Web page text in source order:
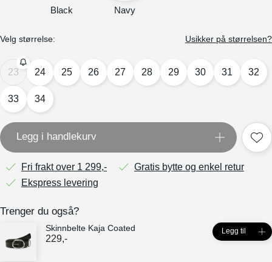
Black Navy
Velg størrelse: Usikker på størrelsen?
23 24 25 26 27 28 29 30 31 32
33 34
Legg i handlekurv
Fri frakt over 1 299,-
Gratis bytte og enkel retur
Ekspress levering
Trenger du også?
Skinnbelte Kaja Coated
229,-
Legg til